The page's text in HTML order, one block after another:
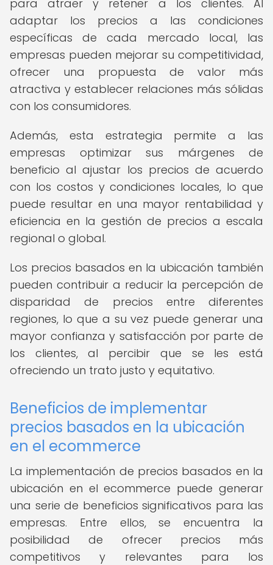
para atraer y retener a los clientes. Al
adaptar los precios a las condiciones
específicas de cada mercado local, las
empresas pueden mejorar su competitividad,
ofrecer una propuesta de valor más
atractiva y establecer relaciones más sólidas
con los consumidores.
Además, esta estrategia permite a las
empresas optimizar sus márgenes de
beneficio al ajustar los precios de acuerdo
con los costos y condiciones locales, lo que
puede resultar en una mayor rentabilidad y
eficiencia en la gestión de precios a escala
regional o global.
Los precios basados en la ubicación también
pueden contribuir a reducir la percepción de
disparidad de precios entre diferentes
regiones, lo que a su vez puede generar una
mayor confianza y satisfacción por parte de
los clientes, al percibir que se les está
ofreciendo un trato justo y equitativo.
Beneficios de implementar
precios basados en la ubicación
en el ecommerce
La implementación de precios basados en la
ubicación en el ecommerce puede generar
una serie de beneficios significativos para las
empresas. Entre ellos, se encuentra la
posibilidad de ofrecer precios más
competitivos y relevantes para los